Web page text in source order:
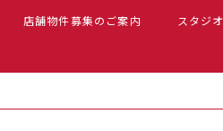
店舗物件募集のご案内 スタジ